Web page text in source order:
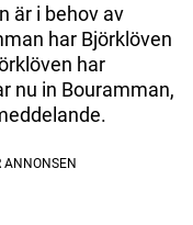
är i behov av
har Björklöven
har
nu in Bouramman,